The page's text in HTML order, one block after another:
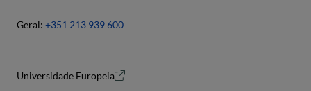
Geral: +351 213 939 600
Universidade Europeia